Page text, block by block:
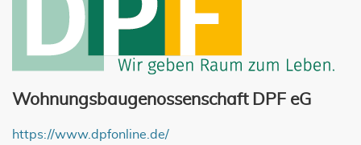
Wohnungsbaugenossenschaft DPF eG
https://www.dpfonline.de/